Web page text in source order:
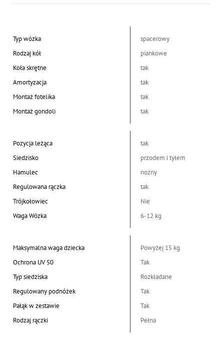
Typ wózka
spacerowy
Rodzaj kół
piankowe
Koła skrętne
tak
Amortyzacja
tak
Montaż fotelika
tak
Montaż gondoli
tak
Pozycja leżąca
tak
Siedzisko
przodem i tyłem
Hamulec
nożny
Regulowana rączka
tak
Trójkołowiec
Nie
Waga Wózka
6-12 kg
Maksymalna waga dziecka
Powyżej 15 kg
Ochrona UV 50
Tak
Typ siedziska
Rozkładane
Regulowany podnóżek
Tak
Pałąk w zestawie
Tak
Rodzaj rączki
Pełna